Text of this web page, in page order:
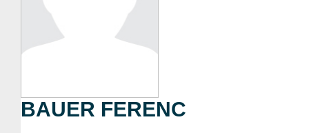
BAUER FERENC